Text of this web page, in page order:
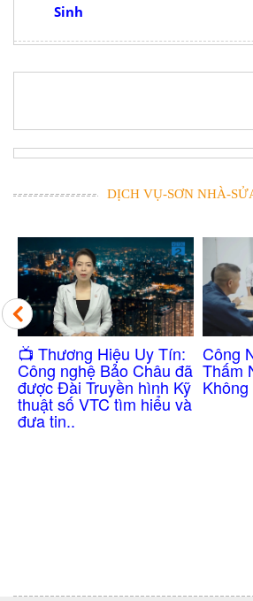
Sinh
DỊCH VỤ-SƠN NHÀ-
​📺 Thương Hiệu Uy Tín:
Công nghệ Bảo Châu đã
được Đài Truyền hình Kỹ
thuật số VTC tìm hiểu và
đưa tin..
Công
Thấm